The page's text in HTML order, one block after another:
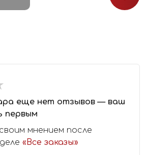
еще нет отзывов — ваш
первым
мнением после
«Все заказы»